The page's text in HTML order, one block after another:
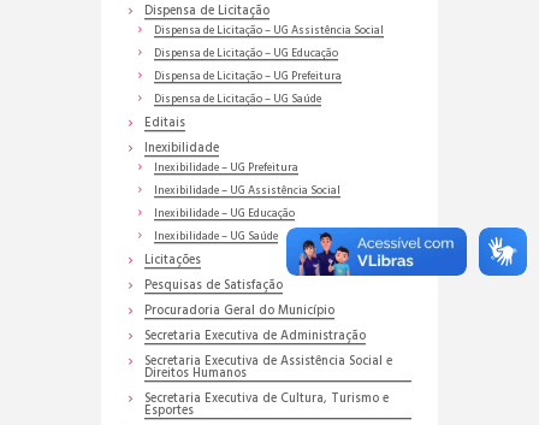
Dispensa de Licitação
Dispensa de Licitação – UG Assistência Social
Dispensa de Licitação – UG Educação
Dispensa de Licitação – UG Prefeitura
Dispensa de Licitação – UG Saúde
Editais
Inexibilidade
Inexibilidade – UG Prefeitura
Inexibilidade – UG Assistência Social
Inexibilidade – UG Educação
Inexibilidade – UG Saúde
Licitações
Pesquisas de Satisfação
Procuradoria Geral do Município
Secretaria Executiva de Administração
Secretaria Executiva de Assistência Social e
Direitos Humanos
Secretaria Executiva de Cultura, Turismo e
Esportes